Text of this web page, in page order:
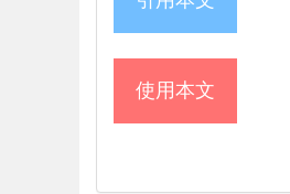
使用本文